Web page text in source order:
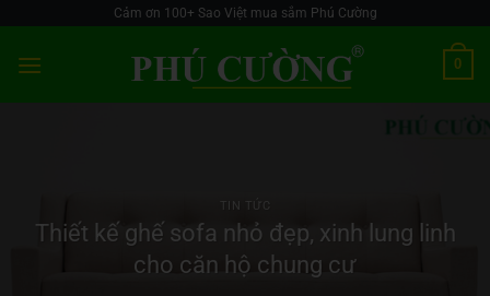
content
Cảm ơn 100+ Sao Việt mua sắm Phú Cường
0
TIN TỨC
Thiết kế ghế sofa nhỏ đẹp, xinh lung linh
cho căn hộ chung cư